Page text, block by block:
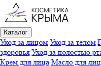
Каталог
Уход за лицом Уход за телом
здоровья Уход за полостью
Крем для лица Масло для